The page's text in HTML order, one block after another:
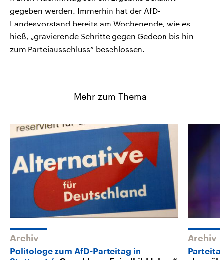
gegeben werden. Immerhin hat der AfD-
Landesvorstand bereits am Wochenende, wie es
hieß, „gravierende Schritte gegen Gedeon bis hin
zum Parteiausschluss“ beschlossen.
Mehr zum Thema
Archiv
Politologe zum AfD-Parteitag in
Archiv